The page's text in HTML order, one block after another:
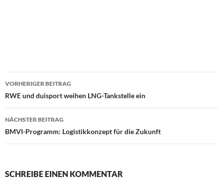
Beitragsnavigation
VORHERIGER BEITRAG
RWE und duisport weihen LNG-Tankstelle ein
NÄCHSTER BEITRAG
BMVI-Programm: Logistikkonzept für die Zukunft
SCHREIBE EINEN KOMMENTAR